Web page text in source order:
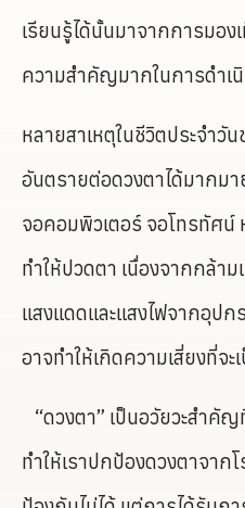
เรียนรู้ได้นั้นมาจากการมอง
ความสำคัญมากในการดำเ
หลายสาเหตุในชีวิตประจำวั
อันตรายต่อดวงตาได้มากมา
จอคอมพิวเตอร์ จอโทรทัศน์
ทำให้ปวดตา เนื่องจากกล้า
แสงแดดและแสงไฟจากอุป
อาจทำให้เกิดความเสี่ยงที่จ
“ดวงตา” เป็นอวัยวะสำคัญ
ทำให้เราปกป้องดวงตาจาก